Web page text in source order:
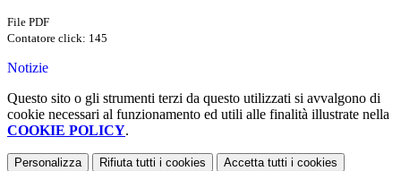
File PDF
Contatore click: 145
Notizie
Questo sito o gli strumenti terzi da questo utilizzati si avvalgono di
cookie necessari al funzionamento ed utili alle finalità illustrate nella
COOKIE POLICY.
Personalizza Rifiuta tutti i cookies Accetta tutti i cookies